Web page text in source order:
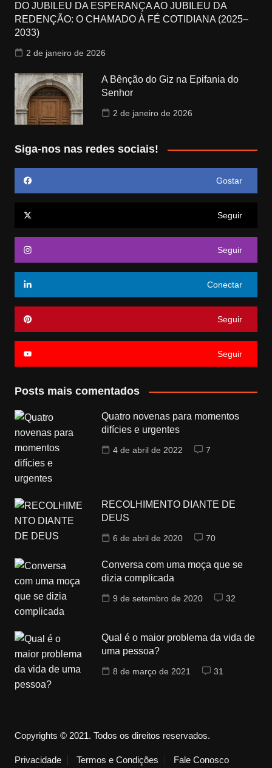
DO JUBILEU DA ESPERANÇA AO JUBILEU DA
REDENÇÃO: O CHAMADO À FÉ COTIDIANA (2025–
2033)
2 de janeiro de 2026
A Bênção do Giz na Epifania do
Senhor
2 de janeiro de 2026
Siga-nos nas redes sociais!
Gostar
Seguir
Seguir
Conectar
Seguir
Seguir
Posts mais comentados
Quatro novenas para momentos
difícies e urgentes
4 de abril de 2022 7
RECOLHIMENTO DIANTE DE
DEUS
6 de abril de 2020 70
Conversa com uma moça que se
dizia complicada
9 de setembro de 2020 32
Qual é o maior problema da vida de
uma pessoa?
8 de março de 2021 31
Copyrights © 2021. Todos os direitos reservados.
Privacidade Termos e Condições Fale Conosco